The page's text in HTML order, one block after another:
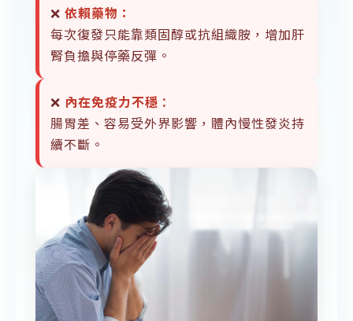
❌ 依賴藥物：
每次復發只能靠類固醇或抗組織胺，增加肝
腎負擔與停藥反彈。
❌ 內在免疫力不穩 ：
腸胃差、容易受外界影響，體內慢性發炎持
續不斷。